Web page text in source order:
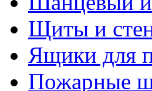
Щиты и
Ящики для
Пожарные